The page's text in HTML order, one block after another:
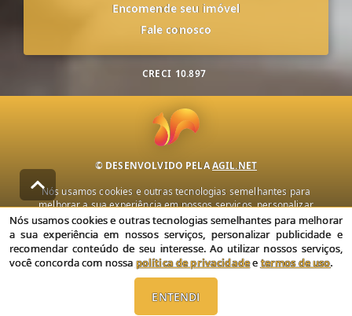
Encomende seu imóvel
Fale conosco
CRECI 10.897
© DESENVOLVIDO PELAAGIL.NET
Nós usamos cookies e outras tecnologias semelhantes para
melhorar a sua experiência em nossos serviços, personalizar
publicidade e recomendar conteúdo de seu interesse. Ao utilizar
nossos serviços, você concorda com nossa política de privacidade e
termos de uso.
Política de Privacidade Termos de uso
Nós usamos cookies e outras tecnologias semelhantes para melhorar
a sua experiência em nossos serviços, personalizar publicidade e
recomendar conteúdo de seu interesse. Ao utilizar nossos serviços,
você concorda com nossa política de privacidadeetermos de uso.
ENTENDI